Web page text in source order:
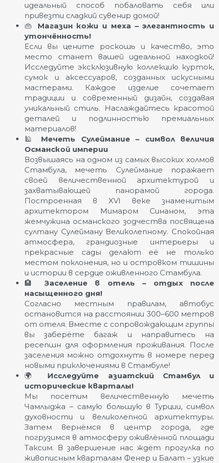
идеальный способ побаловать себя или
привезти сладкий сувенир домой!
👜 Магазин кожи и меха – элегантность и
утончённость!
Если вы цените роскошь и качество, это
место станет вашей идеальной находкой!
Исследуйте эксклюзивную коллекцию курток,
сумок и аксессуаров, созданных искусными
мастерами. Каждое изделие сочетает
традиции и современный дизайн, создавая
уникальный стиль. Наслаждайтесь красотой
деталей и подлинностью премиальных
материалов!
🕌 Мечеть Сулеймание – символ величия
Османской империи
Возвышаясь на одном из самых высоких холмов
Стамбула, мечеть Сулеймание поражает
своей величественной архитектурой и
захватывающей панорамой города.
Построенная в XVI веке знаменитым
архитектором Мимаром Синаном, эта
жемчужина османского зодчества посвящена
султану Сулейману Великолепному. Спокойная
атмосфера, грандиозные интерьеры и
прекрасные сады делают её не только
местом поклонения, но и островком тишины
и истории в сердце оживленного Стамбула.
🏨Заселение в отель – отдых после
насыщенного дня!
Согласно местным правилам, автобус
остановится на расстоянии 300–600 метров
от отеля. Вместе с сопровождающим группы
вы заберёте багаж и направитесь на
ресепшн для оформления проживания. После
заселения можно отдохнуть в номере перед
новыми приключениями в Стамбуле!
🌍 Исследуйте азиатский Стамбул и
исторические кварталы!
Мы посетим величественную мечеть
Чамлыджа – самую большую в Турции, символ
духовности и великолепной архитектуры.
Затем вернёмся в центр города, где
погрузимся в атмосферу оживлённой площади
Таксим. В завершение нас ждёт прогулка по
живописным кварталам Фенер и Балат – узкие